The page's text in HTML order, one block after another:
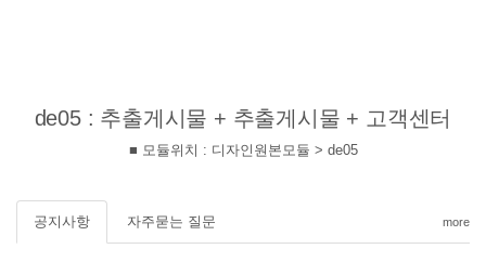
de05 : 추출게시물 + 추출게시물 + 고객센터
■ 모듈위치 : 디자인원본모듈 > de05
공지사항 자주묻는 질문 more